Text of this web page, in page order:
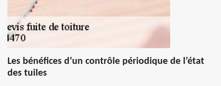
Les bénéfices d’un contrôle périodique de l’état
des tuiles